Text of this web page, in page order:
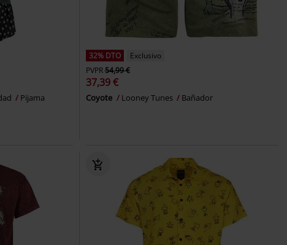
Pijama
32% DTO
Exclusivo
PVPR54,99 €
37,39 €
Coyote Looney Tunes Bañador